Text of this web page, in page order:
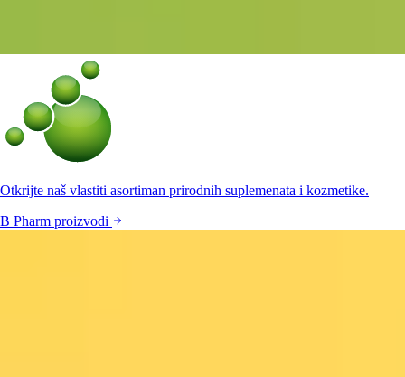
Otkrijte naš vlastiti asortiman prirodnih suplemenata i kozmetike.
B Pharm proizvodi